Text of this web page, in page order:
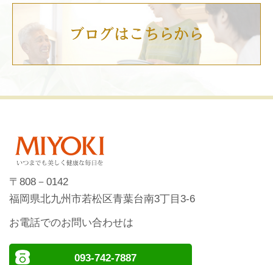
〒808－0142
福岡県北九州市若松区青葉台南3丁目3-6
お電話でのお問い合わせは
093-742-7887